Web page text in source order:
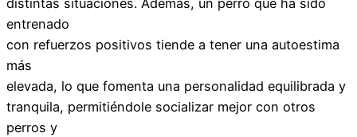
distintas situaciones. Además, un perro que ha sido
entrenado
con refuerzos positivos tiende a tener una autoestima
más
elevada, lo que fomenta una personalidad equilibrada y
tranquila, permitiéndole socializar mejor con otros
perros y